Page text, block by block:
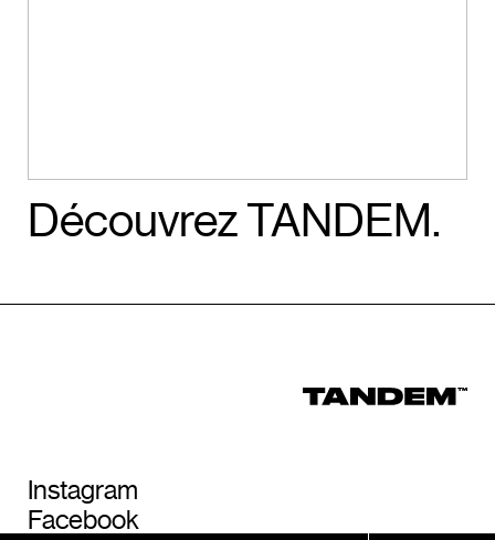
Découvrez TANDEM.
Instagram
Facebook